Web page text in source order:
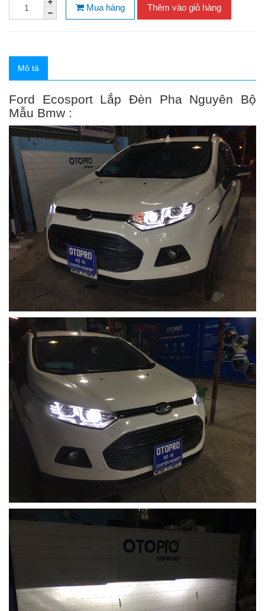
Mua hàng Thêm vào giỏ hàng
Mô tả
Ford Ecosport Lắp Đèn Pha Nguyên Bộ
Mẫu Bmw :